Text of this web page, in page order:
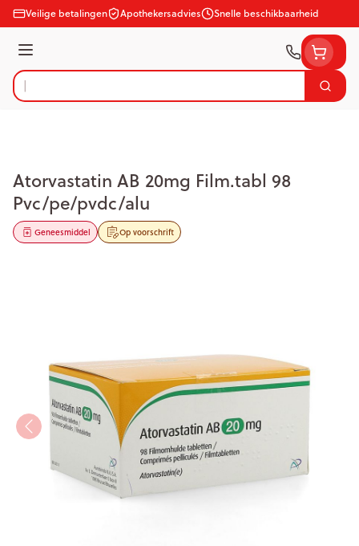
Ga naar de inhoud
Veilige betalingen Apothekersadvies Snelle beschikbaarheid
Menu
Product, merk, categorie... Zoek
Atorvastatin AB 20mg Film.tabl 98
Pvc/pe/pvdc/alu
Op voorschrift
Geneesmiddel